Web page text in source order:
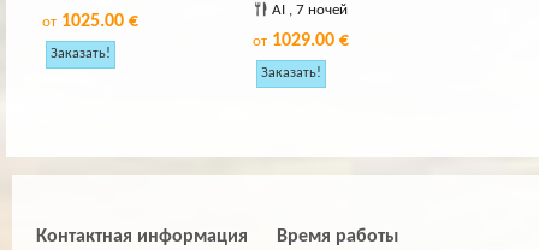
от 1025.00 €
AI , 7 ночей
от 1029.00 €
Контактная информация Время работы